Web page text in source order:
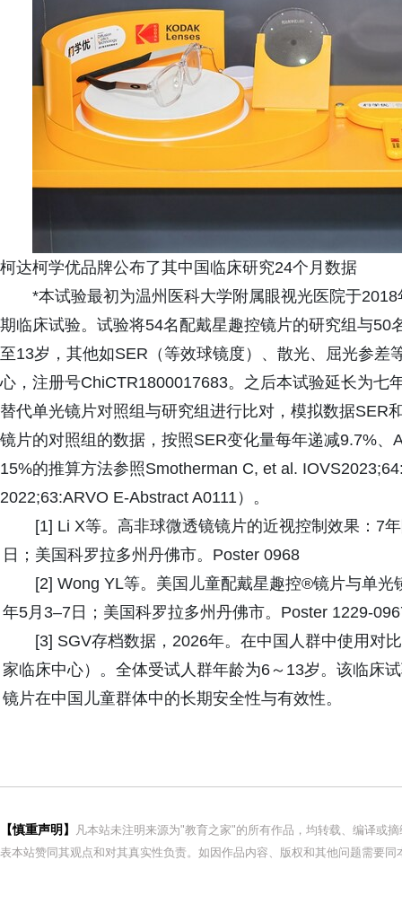
柯达柯学优品牌公布了其中国临床研究24个月数据
*本试验最初为温州医科大学附属眼视光医院于
期临床试验。试验将54名配戴星趣控镜片的研究组与
至13岁，其他如SER（等效球镜度）、散光、屈光参
心，注册号ChiCTR1800017683。之后本试验延长为七
替代单光镜片对照组与研究组进行比对，模拟数据SER
镜片的对照组的数据，按照SER变化量每年递减9.7%
15%的推算方法参照Smotherman C, et al.
2022;63:ARVO E-Abstract A0111）。
[1] Li X等。高非球微透镜镜片的近视控制效果：7
日；美国科罗拉多州丹佛市。Poster 0968
[2] Wong YL等。美国儿童配戴星趣控®镜片与单
年5月3–7日；美国科罗拉多州丹佛市。Poster 1229-
[3] SGV存档数据，2026年。在中国人群中使用对
家临床中心）。全体受试人群年龄为6～13岁。该临床
镜片在中国儿童群体中的长期安全性与有效性。
【慎重声明】
凡本站未注明来源为"教育之家"的所有作品，均转载、编译或
表本站赞同其观点和对其真实性负责。如因作品内容、版权和其他问题需要